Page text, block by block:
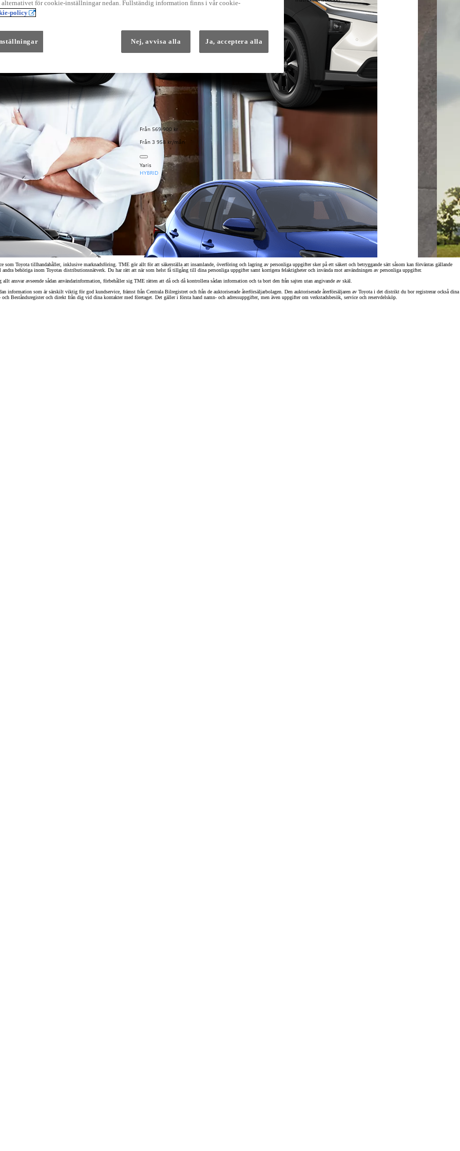
Från 569 900 kr
Från 3 958 kr/mån
Yaris
HYBRID
Instruktionsfilmer
Yaris Cross Instruktionsfilmer
Digital Smart Nyckel Instruktionsfilmer
Toyota tillhandahåller, inklusive marknadsföring. TME gör allt för att säkerställa att insamlande, överföring och lagring av personliga uppgifter sker på ett säkert och betryggande sätt såsom kan förväntas gällande
behöriga inom Toyotas distributionsnätverk. Du har rätt att när som helst få tillgång till dina personliga uppgifter samt korrigera felaktigheter och invända mot användningen av personliga uppgifter.
ansvar avseende sådan användarinformation, förbehåller sig TME rätten att då och då kontrollera sådan information och ta bort den från sajten utan angivande av skäl.
information som är särskilt viktig för god kundservice, främst från Centrala Bilregistret och från de auktoriserade återförsäljarbolagen. Den auktoriserade återförsäljaren av Toyota i det distrikt du bor registrerar också dina
Beståndsregister och direkt från dig vid dina kontakter med företaget. Det gäller i första hand namn- och adressuppgifter, men även uppgifter om verkstadsbesök, service och reservdelsköp.
för cookie-inställningar nedan. Fullständig information finns i vår cookie-
policy
Nej, avvisa alla Ja, acceptera alla